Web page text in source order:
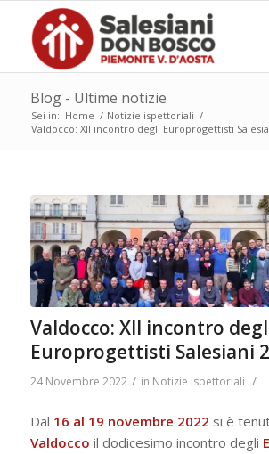
Blog - Ultime notizie
Sei in: Home / Notizie ispettoriali /
Valdocco: XII incontro degli Europrogettisti
Valdocco: XII incontro
Europrogettisti Salesiani
24 Novembre 2022 / in Notizie ispettoriali /
Dal 16 al 19 novembre 2022 si è
Valdocco il dodicesimo incontro degli